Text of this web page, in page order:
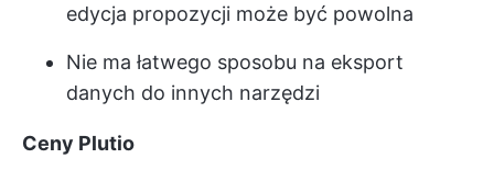
edycja propozycji może być powolna
Nie ma łatwego sposobu na eksport
danych do innych narzędzi
Ceny Plutio